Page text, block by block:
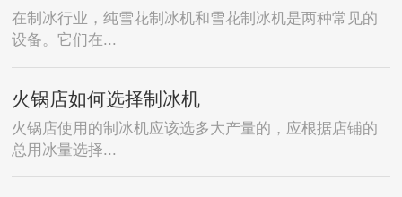
在制冰行业，纯雪花制冰机和雪花制冰机是两种常见的
设备。它们在...
火锅店如何选择制冰机
火锅店使用的制冰机应该选多大产量的，应根据店铺的
总用冰量选择...